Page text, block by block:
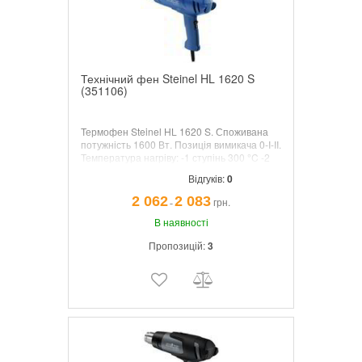
Технічний фен Steinel HL 1620 S
(351106)
Термофен Steinel HL 1620 S. Споживана
потужність 1600 Вт. Позиція вимикача 0-I-II.
Температура нагріву: -1 ступінь 300 °C -2
450 л/
Комплектація:картонна коробка.
Відгуків:0
2 062¯2 083грн.
В наявності
Пропозицій:3